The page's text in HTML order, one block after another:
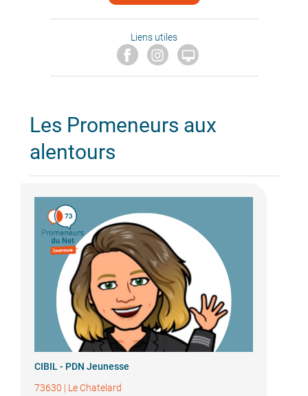
Liens utiles

Les Promeneurs aux
alentours
CIBIL - PDN Jeunesse
73630 | Le Chatelard